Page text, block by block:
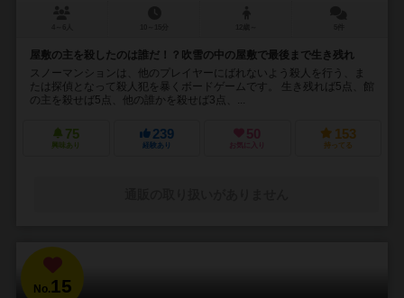
屋敷の主を殺したのは誰だ！？吹雪の中の屋敷で最後まで生き残れ
スノーマンションは、他のプレイヤーにばれないよう殺人を行う、ま
たは探偵となって殺人犯を暴くボードゲームです。 生き残れば5点、館
の主を殺せば5点、他の誰かを殺せば3点、...
75
興味あり
239
経験あり
50
お気に入り
153
持ってる
No.15